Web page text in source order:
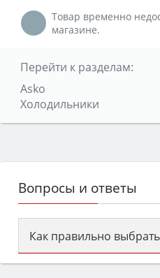
Товар временно
магазине.
Перейти к разделам:
Asko
Холодильники
Вопросы и ответы
Как правильно
Сначала